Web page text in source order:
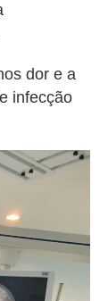
dor e a
infecção